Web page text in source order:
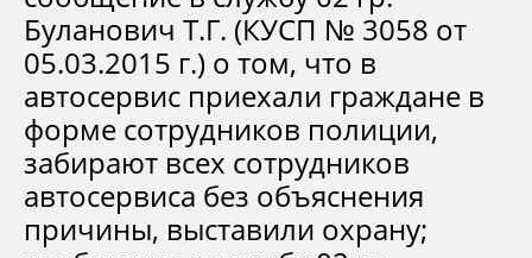
Буланович Т.Г. (КУСП № 3058 от
05.03.2015 г.) о том, что в
автосервис приехали граждане в
форме сотрудников полиции,
забирают всех сотрудников
автосервиса без объяснения
причины, выставили охрану;